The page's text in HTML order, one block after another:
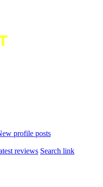
profile posts
reviews Search link